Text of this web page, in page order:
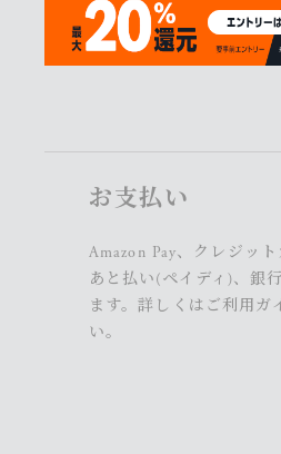
お支払い
Amazon Pay、クレジット
あと払い(ペイディ)、銀
ます。詳しくは ご利用ガ
い。